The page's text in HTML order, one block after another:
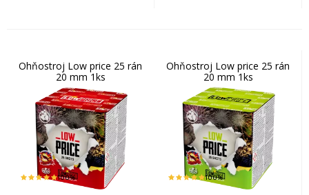
Ohňostroj Low price 25 rán
20 mm 1ks
100%
Ohňostroj Low price 25 rán
20 mm 1ks
100%